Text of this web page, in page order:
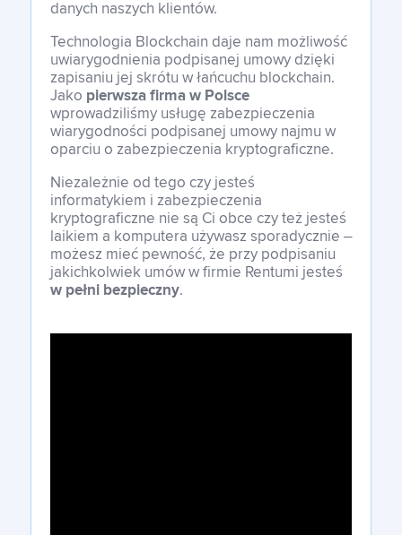
danych naszych klientów.
Technologia Blockchain daje nam możliwość
uwiarygodnienia podpisanej umowy dzięki
zapisaniu jej skrótu w łańcuchu blockchain.
Jako pierwsza firma w Polsce
wprowadziliśmy usługę zabezpieczenia
wiarygodności podpisanej umowy najmu w
oparciu o zabezpieczenia kryptograficzne.
Niezależnie od tego czy jesteś
informatykiem i zabezpieczenia
kryptograficzne nie są Ci obce czy też jesteś
laikiem a komputera używasz sporadycznie –
możesz mieć pewność, że przy podpisaniu
jakichkolwiek umów w firmie Rentumi jesteś
w pełni bezpieczny.